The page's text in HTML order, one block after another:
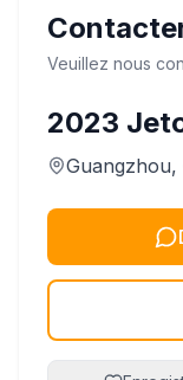
Veuillez nous
2023
Guangzhou,